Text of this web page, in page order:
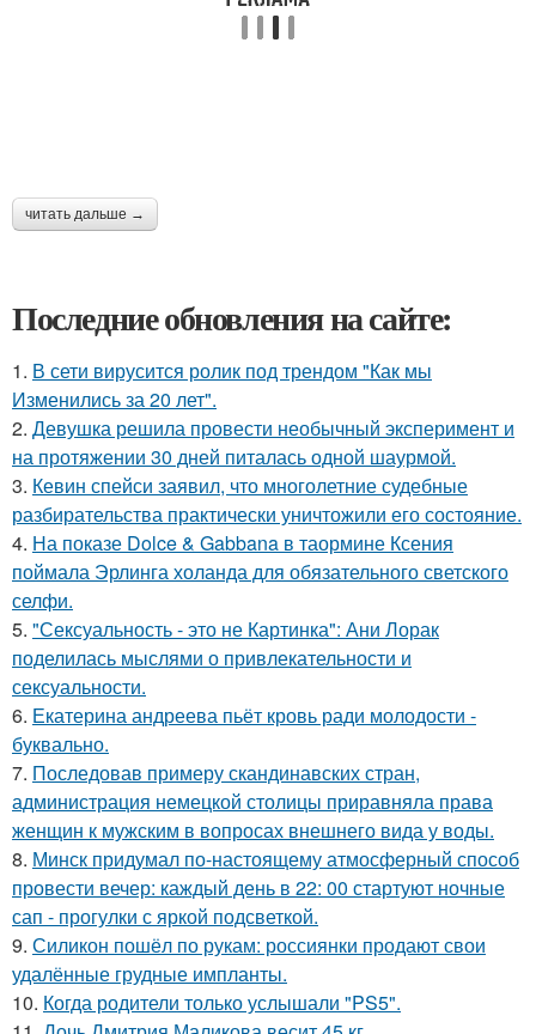
читать дальше →
Последние обновления на сайте:
1. В сети вирусится ролик под трендом "Как мы
Изменились за 20 лет".
2. Девушка решила провести необычный эксперимент и
на протяжении 30 дней питалась одной шаурмой.
3. Кевин спейси заявил, что многолетние судебные
разбирательства практически уничтожили его состояние.
4. На показе Dolce & Gabbana в таормине Ксения
поймала Эрлинга холанда для обязательного светского
селфи.
5. "Сексуальность - это не Картинка": Ани Лорак
поделилась мыслями о привлекательности и
сексуальности.
6. Екатерина андреева пьёт кровь ради молодости -
буквально.
7. Последовав примеру скандинавских стран,
администрация немецкой столицы приравняла права
женщин к мужским в вопросах внешнего вида у воды.
8. Минск придумал по-настоящему атмосферный способ
провести вечер: каждый день в 22: 00 стартуют ночные
сап - прогулки с яркой подсветкой.
9. Силикон пошёл по рукам: россиянки продают свои
удалённые грудные импланты.
10. Когда родители только услышали "PS5".